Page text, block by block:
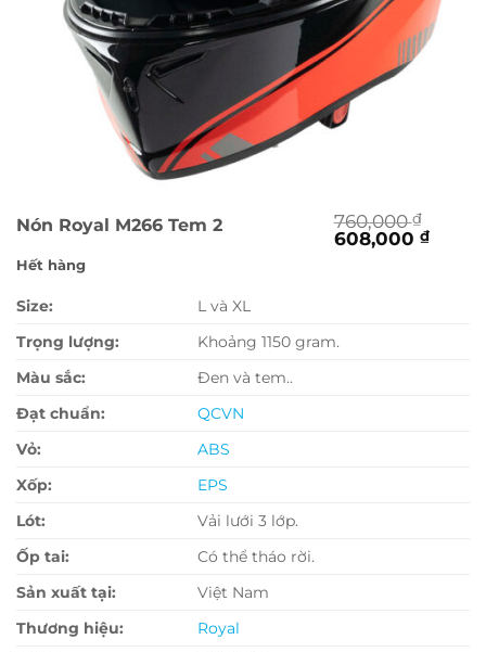
Nón Royal M266 Tem 2 760,000₫
Giá
608,000 ₫Giá
Hết hàng
Size:
L và XL
Trọng lượng:
Khoảng 1150 gram.
Màu sắc:
Đen và tem..
Đạt chuẩn:
QCVN
Vỏ:
ABS
Xốp:
EPS
Lót:
Vải lưới 3 lớp.
Ốp tai:
Có thể tháo rời.
Sản xuất tại:
Việt Nam
Thương hiệu:
Royal